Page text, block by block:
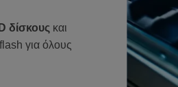
δίσκους και
για όλους